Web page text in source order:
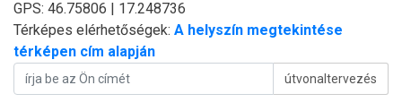
GPS: 46.75806 | 17.248736
Térképes elérhetőségek: A helyszín megtekintése
térképen cím alapján
útvonaltervezés